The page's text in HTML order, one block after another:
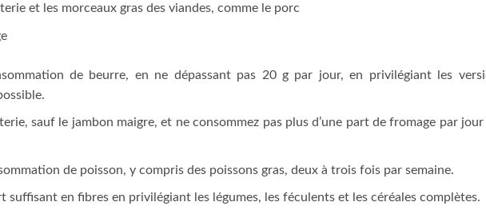
et les morceaux gras des viandes, comme le porc
de beurre, en ne dépassant pas 20 g par jour, en privilégiant les
sauf le jambon maigre, et ne consommez pas plus d’une part de fromage par jour
de poisson, y compris des poissons gras, deux à trois fois par semaine.
suffisant en fibres en privilégiant les légumes, les féculents et les céréales complètes.